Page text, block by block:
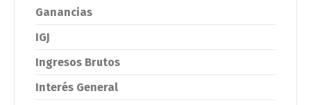
Ganancias
IGJ
Ingresos Brutos
Interés General